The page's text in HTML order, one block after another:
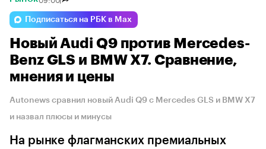
Подписаться на РБК в Max
Новый Audi Q9 против Mercedes-
Benz GLS и BMW X7. Сравнение,
мнения и цены
Autonews сравнил новый Audi Q9 с Mercedes GLS и BMW X7
и назвал плюсы и минусы
На рынке флагманских премиальных